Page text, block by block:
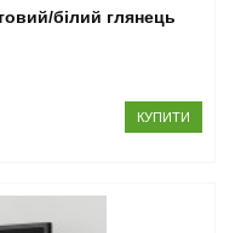
білий глянець
КУПИТИ